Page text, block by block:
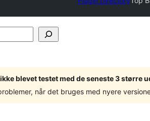
blevet testet med de seneste 3 større
når det bruges med nyere